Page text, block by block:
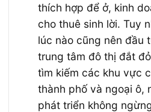
thích hợp để ở, kinh
cho thuê sinh lời. Tuy
lúc nào cũng nên đầu
trung tâm đô thị đắt
tìm kiếm các khu vực
thành phố và ngoại ô,
phát triển không